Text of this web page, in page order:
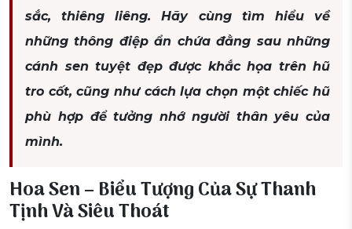
sắc, thiêng liêng. Hãy cùng tìm hiểu về
những thông điệp ẩn chứa đằng sau những
cánh sen tuyệt đẹp được khắc họa trên hũ
tro cốt, cũng như cách lựa chọn một chiếc hũ
phù hợp để tưởng nhớ người thân yêu của
mình.
Hoa Sen – Biểu Tượng Của Sự Thanh
Tịnh Và Siêu Thoát